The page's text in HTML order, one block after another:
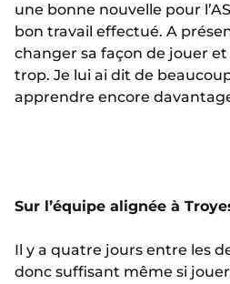
une bonne nouvelle pour
bon travail effectué. A
changer sa façon de jouer
trop. Je lui ai dit de
apprendre encore
Sur l’équipe alignée à
Il y a quatre jours entre les
donc suffisant même si